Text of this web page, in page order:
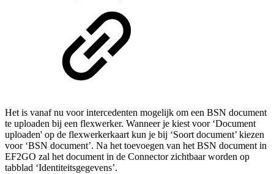
Het is vanaf nu voor intercedenten mogelijk om een BSN document
te uploaden bij een flexwerker. Wanneer je kiest voor ‘Document
uploaden' op de flexwerkerkaart kun je bij ‘Soort document’ kiezen
voor ‘BSN document’. Na het toevoegen van het BSN document in
EF2GO zal het document in de Connector zichtbaar worden op
tabblad ‘Identiteitsgegevens’.